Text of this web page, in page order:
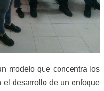
modelo que concentra los
el desarrollo de un enfoque